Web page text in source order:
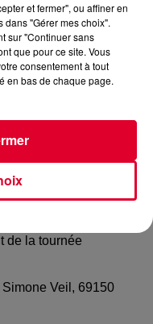
entre musique
dates en partenariat
CHARPIEU)
de la tournée
Veil, 69150
et fermer", ou affiner en
"Gérer mes choix".
sur "Continuer sans
que pour ce site. Vous
consentement à tout
en bas de chaque page.